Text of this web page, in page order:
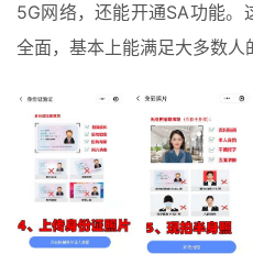
5G网络，还能开通SA功能。
全面，基本上能满足大多数人